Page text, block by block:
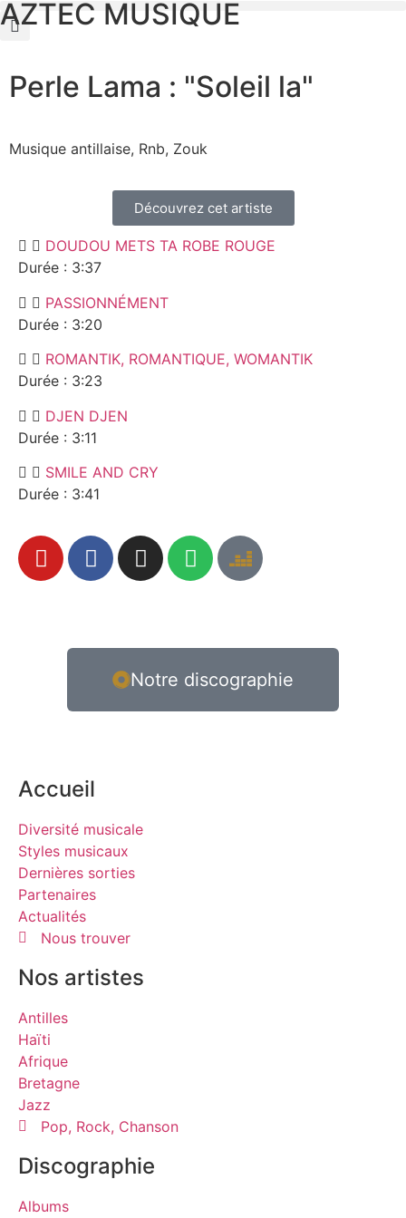
AZTEC MUSIQUE
Perle Lama : "Soleil la"
Musique antillaise, Rnb, Zouk
Découvrez cet artiste
DOUDOU METS TA ROBE ROUGE
Durée : 3:37
PASSIONNÉMENT
Durée : 3:20
ROMANTIK, ROMANTIQUE, WOMANTIK
Durée : 3:23
DJEN DJEN
Durée : 3:11
SMILE AND CRY
Durée : 3:41
Notre discographie
Accueil
Diversité musicale
Styles musicaux
Dernières sorties
Partenaires
Actualités
Nous trouver
Nos artistes
Antilles
Haïti
Afrique
Bretagne
Jazz
Pop, Rock, Chanson
Discographie
Albums